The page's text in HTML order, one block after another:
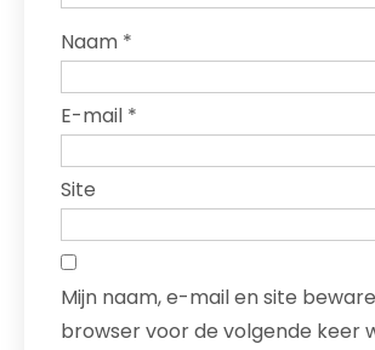
Naam *
E-mail *
Site
Mijn naam, e-mail en site
browser voor de volgende keer